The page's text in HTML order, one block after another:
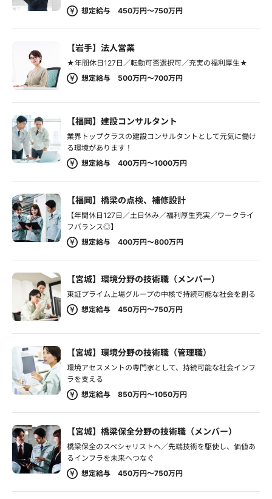
想定給与 450万円～750万円
【岩手】法人営業
★年間休日127日／転勤可否選択可／充実の福利厚生★
想定給与 500万円～700万円
【福岡】建設コンサルタント
業界トップクラスの建設コンサルタントとして元気に働け
る環境があります！
想定給与 400万円～1000万円
【福岡】橋梁の点検、補修設計
【年間休日127日／土日休み／福利厚生充実／ワークライ
フバランス◎】
想定給与 400万円～800万円
【宮城】環境分野の技術職（メンバー）
東証プライム上場グループの中核で持続可能な社会を創る
想定給与 450万円～750万円
【宮城】環境分野の技術職（管理職）
環境アセスメントの専門家として、持続可能な社会インフ
ラを支える
想定給与 850万円～1050万円
【宮城】橋梁保全分野の技術職（メンバー）
橋梁保全のスペシャリストへ／先端技術を駆使し、価値あ
るインフラを未来へつなぐ
想定給与 450万円～750万円